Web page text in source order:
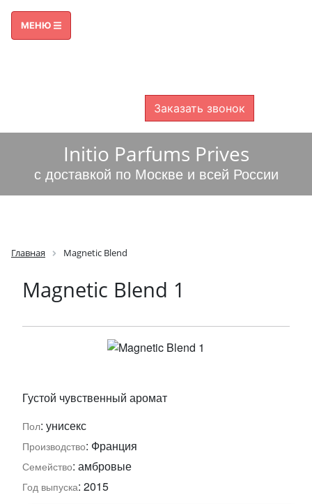
МЕНЮ
Заказать звонок
Initio Parfums Prives
с доставкой по Москве и всей России
Главная Magnetic Blend
Magnetic Blend 1
Густой чувственный аромат
Пол: унисекс
Производство: Франция
Семейство: амбровые
Год выпуска: 2015